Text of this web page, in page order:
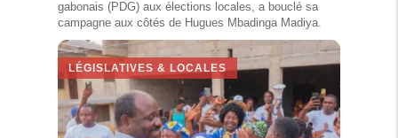
gabonais (PDG) aux élections locales, a bouclé sa
campagne aux côtés de Hugues Mbadinga Madiya.
LÉGISLATIVES & LOCALES